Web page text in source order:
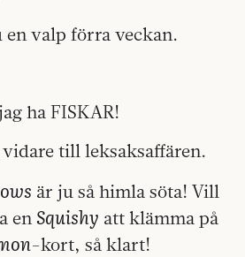
en valp förra veckan.
ha FISKAR!
vidare till leksaksaffären.
är ju så himla söta! Vill
en Squishy att klämma på
-kort, så klart!